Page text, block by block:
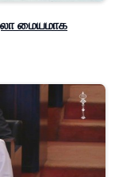
மையமாக